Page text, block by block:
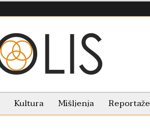
Kultura Mišljenja Reportaže